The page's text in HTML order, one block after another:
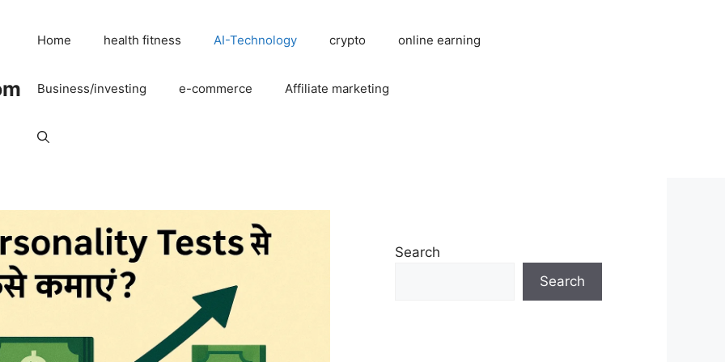
Home health fitness AI-Technology crypto online earning
Business/investing e-commerce Affiliate marketing
Search
Search